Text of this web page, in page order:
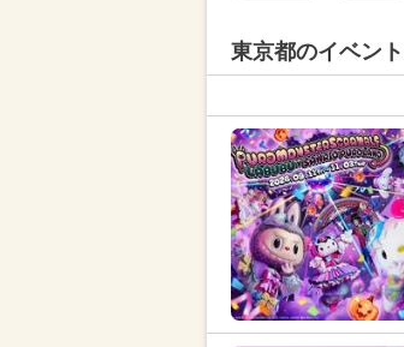
東京都のイベン